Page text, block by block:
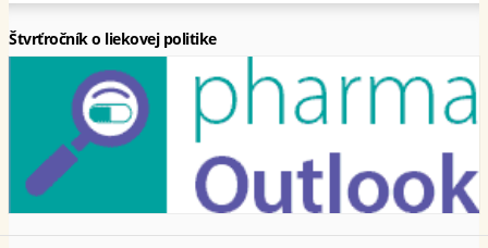
Štvrťročník o liekovej politike